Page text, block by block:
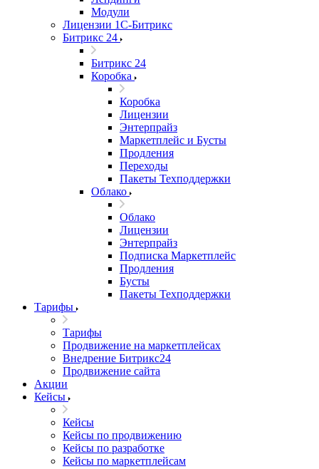
Модули
Лицензии 1С-Битрикс
Битрикс 24
Битрикс 24
Коробка
Коробка
Лицензии
Энтерпрайз
Маркетплейс и Бусты
Продления
Переходы
Пакеты Техподдержки
Облако
Облако
Лицензии
Энтерпрайз
Подписка Маркетплейс
Продления
Бусты
Пакеты Техподдержки
Тарифы
Тарифы
Продвижение на маркетплейсах
Внедрение Битрикс24
Продвижение сайта
Акции
Кейсы
Кейсы
Кейсы по продвижению
Кейсы по разработке
Кейсы по маркетплейсам